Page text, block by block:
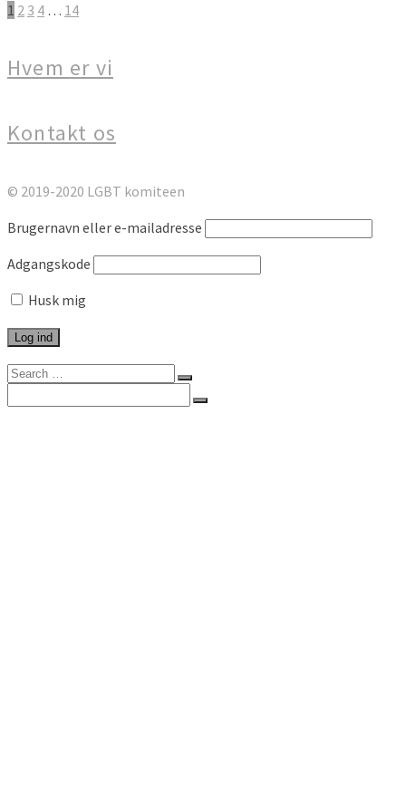
1 2 3 4 … 14
Hvem er vi
Kontakt os
© 2019-2020 LGBT komiteen
Brugernavn eller e-mailadresse
Adgangskode
Husk mig
Search